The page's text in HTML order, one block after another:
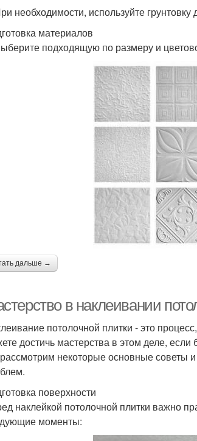
необходимости, используйте грунтовку
материалов
подходящую по размеру и
дальше →
в наклеивании
потолочной плитки - это
достичь мастерства в этом деле,
некоторые основные советы
поверхности
наклейкой потолочной плитки важно
моменты: